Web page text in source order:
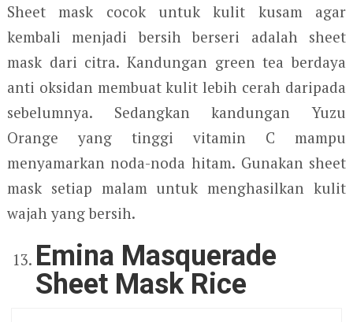
Sheet mask cocok untuk kulit kusam agar
kembali menjadi bersih berseri adalah sheet
mask dari citra. Kandungan green tea berdaya
anti oksidan membuat kulit lebih cerah daripada
sebelumnya. Sedangkan kandungan Yuzu
Orange yang tinggi vitamin C mampu
menyamarkan noda-noda hitam. Gunakan sheet
mask setiap malam untuk menghasilkan kulit
wajah yang bersih.
Emina Masquerade
Sheet Mask Rice